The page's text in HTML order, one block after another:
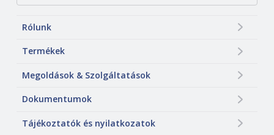
Rólunk
Termékek
Megoldások & Szolgáltatások
Dokumentumok
Tájékoztatók és nyilatkozatok